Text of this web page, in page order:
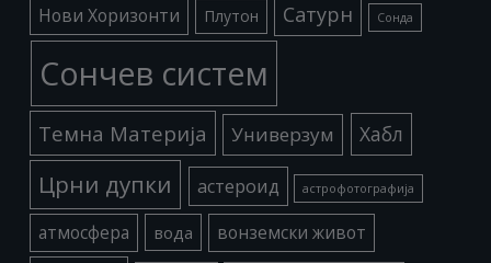
Нови Хоризонти Плутон Сатурн Сонда
Сончев систем
Темна Материја Универзум Хабл
Црни дупки астероид астрофотографија
атмосфера вода вонземски живот